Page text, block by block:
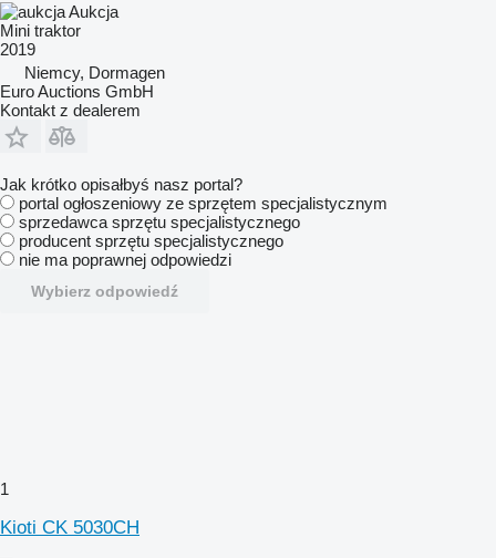
Aukcja
Mini traktor
2019
Niemcy, Dormagen
Euro Auctions GmbH
Kontakt z dealerem
Jak krótko opisałbyś nasz portal?
portal ogłoszeniowy ze sprzętem specjalistycznym
sprzedawca sprzętu specjalistycznego
producent sprzętu specjalistycznego
nie ma poprawnej odpowiedzi
Wybierz odpowiedź
1
Kioti CK 5030CH